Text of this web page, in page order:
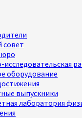
совет
исследовательская
оборудование
выпускники
лаборатория